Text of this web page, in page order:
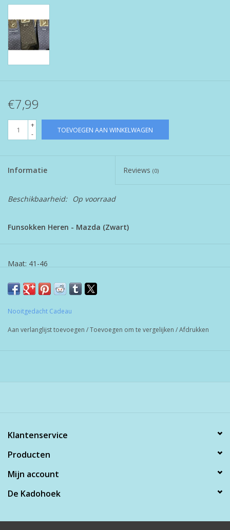
Wens & Postkaarten
Feest
Merken
€7,99
+
-
TOEVOEGEN AAN WINKELWAGEN
Informatie Reviews (0)
Beschikbaarheid: Op voorraad
Funsokken Heren - Mazda (Zwart)
Maat: 41-46
Kleur: Zwart met grijstinten
Nooitgedacht Cadeau
Aan verlanglijst toevoegen /Toevoegen om te vergelijken /Afdrukken
Klantenservice
Producten
Mijn account
De Kadohoek